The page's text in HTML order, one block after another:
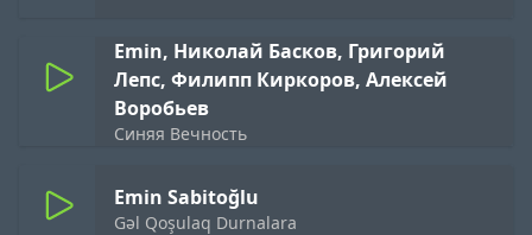
Emin, Николай Басков, Григорий
Лепс, Филипп Киркоров, Алексей
Воробьев
Синяя Вечность
Emin Sabitoğlu
Gəl Qoşulaq Durnalara